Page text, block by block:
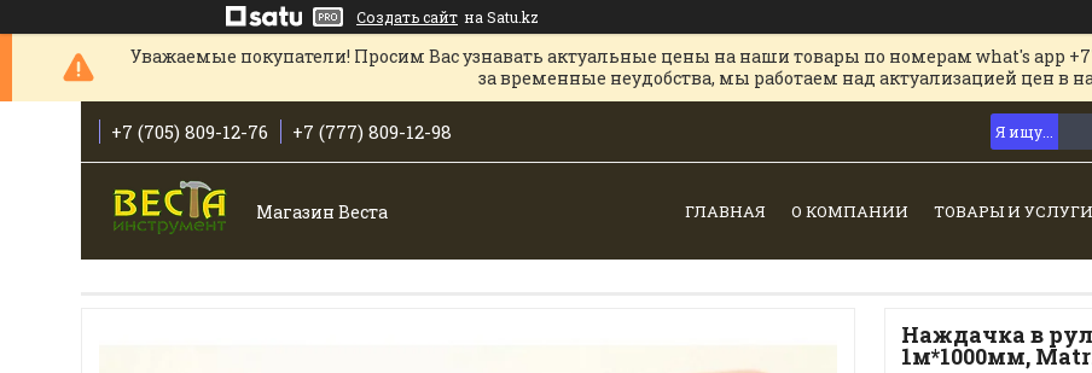
Создать сайт на Satu.kz
Уважаемые покупатели! Просим Вас узнавать актуальные цены на наши товары по номерам what's app
за временные неудобства, мы работаем над актуализацией цен в
+7 (705) 809-12-76 +7 (777) 809-12-98
Магазин Веста ГЛАВНАЯ О КОМПАНИИ ТОВАРЫ И УСЛУГИ
Наждачка в
1м*1000мм,